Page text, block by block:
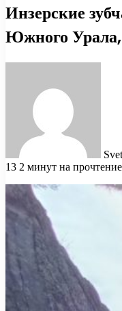
Инзерские
Южного Урала,
13 2 минут на прочтение